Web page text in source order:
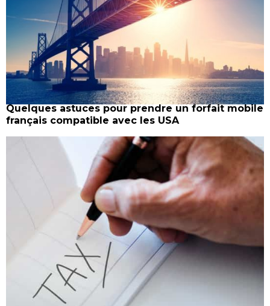
Quelques astuces pour prendre un forfait mobile
français compatible avec les USA